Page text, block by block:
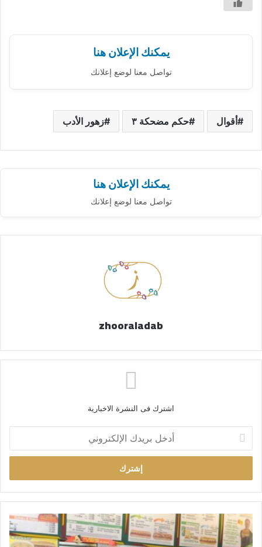
يمكنك الإعلان هنا
تواصل معنا لوضع إعلانك
أقوال حكم مضحكة ٣ زهور الأدب
يمكنك الإعلان هنا
تواصل معنا لوضع إعلانك
zhooraladab
اشترك فى النشرة الاخبارية
خ
ب
ر
د
ك
ا